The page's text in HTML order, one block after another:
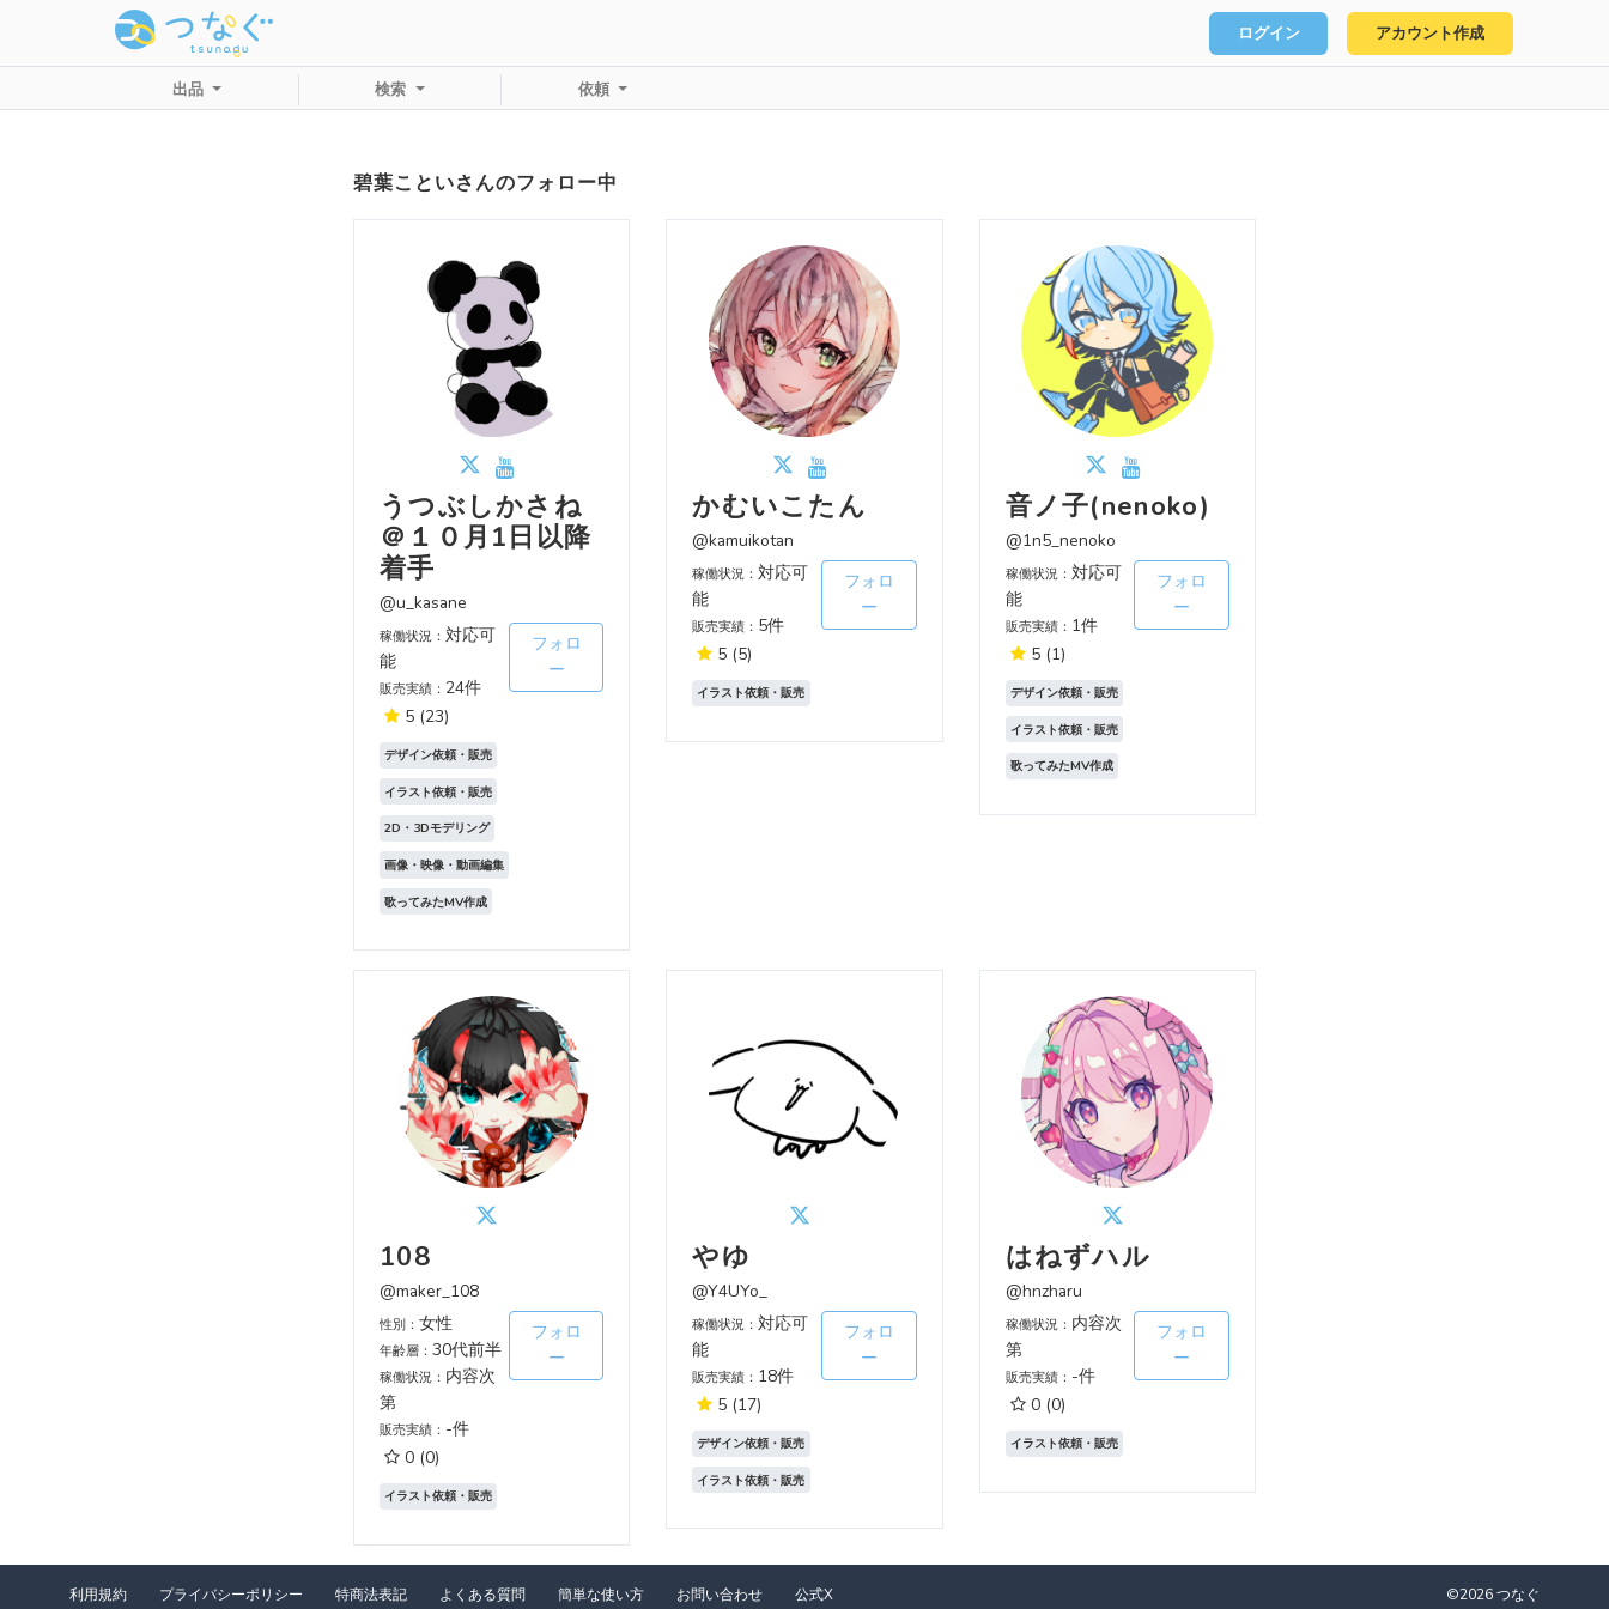
ログイン アカウント作成
出品 検索 依頼
碧葉こといさんのフォロー中
うつぶしかさね
＠１０月1日以降
着手
@u_kasane
稼働状況： 対応可
能
販売実績： 24件
5 (23)
フォロ
ー
デザイン依頼・販売
イラスト依頼・販売
2D・3Dモデリング
画像・映像・動画編集
歌ってみたMV作成
かむいこたん
@kamuikotan
稼働状況：対応可
能
販売実績： 5件
5 (5)
フォロ
ー
イラスト依頼・販売
音ノ子(nenoko)
@1n5_nenoko
稼働状況： 対応可
能
販売実績： 1件
5 (1)
フォロ
ー
デザイン依頼・販売
イラスト依頼・販売
歌ってみたMV作成
108
@maker_108
性別： 女性
年齢層： 30代前半
稼働状況： 内容次
第
販売実績： -件
0 (0)
フォロ
ー
イラスト依頼・販売
やゆ
@Y4UYo_
稼働状況：対応可
能
販売実績： 18件
5 (17)
フォロ
ー
デザイン依頼・販売
イラスト依頼・販売
はねずハル
@hnzharu
稼働状況： 内容次
第
販売実績： -件
0 (0)
フォロ
ー
イラスト依頼・販売
利用規約 プライバシーポリシー 特商法表記 よくある質問 簡単な使い方 お問い合わせ 公式X ©2026 つなぐ